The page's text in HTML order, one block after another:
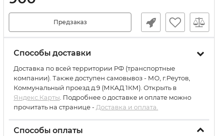
Предзаказ
Способы доставки
Доставка по всей территории РФ (транспортные
компании). Также доступен самовывоз - МО, г.Реутов,
Коммунальный проезд д.9 (МКАД 1КМ). Открыть в
Яндекс.Карты . Подробнее о доставке и оплате можно
прочитать на странице - Доставка и оплата.
Способы оплаты